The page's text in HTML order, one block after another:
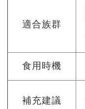
適合族群
食用時機
補充建議